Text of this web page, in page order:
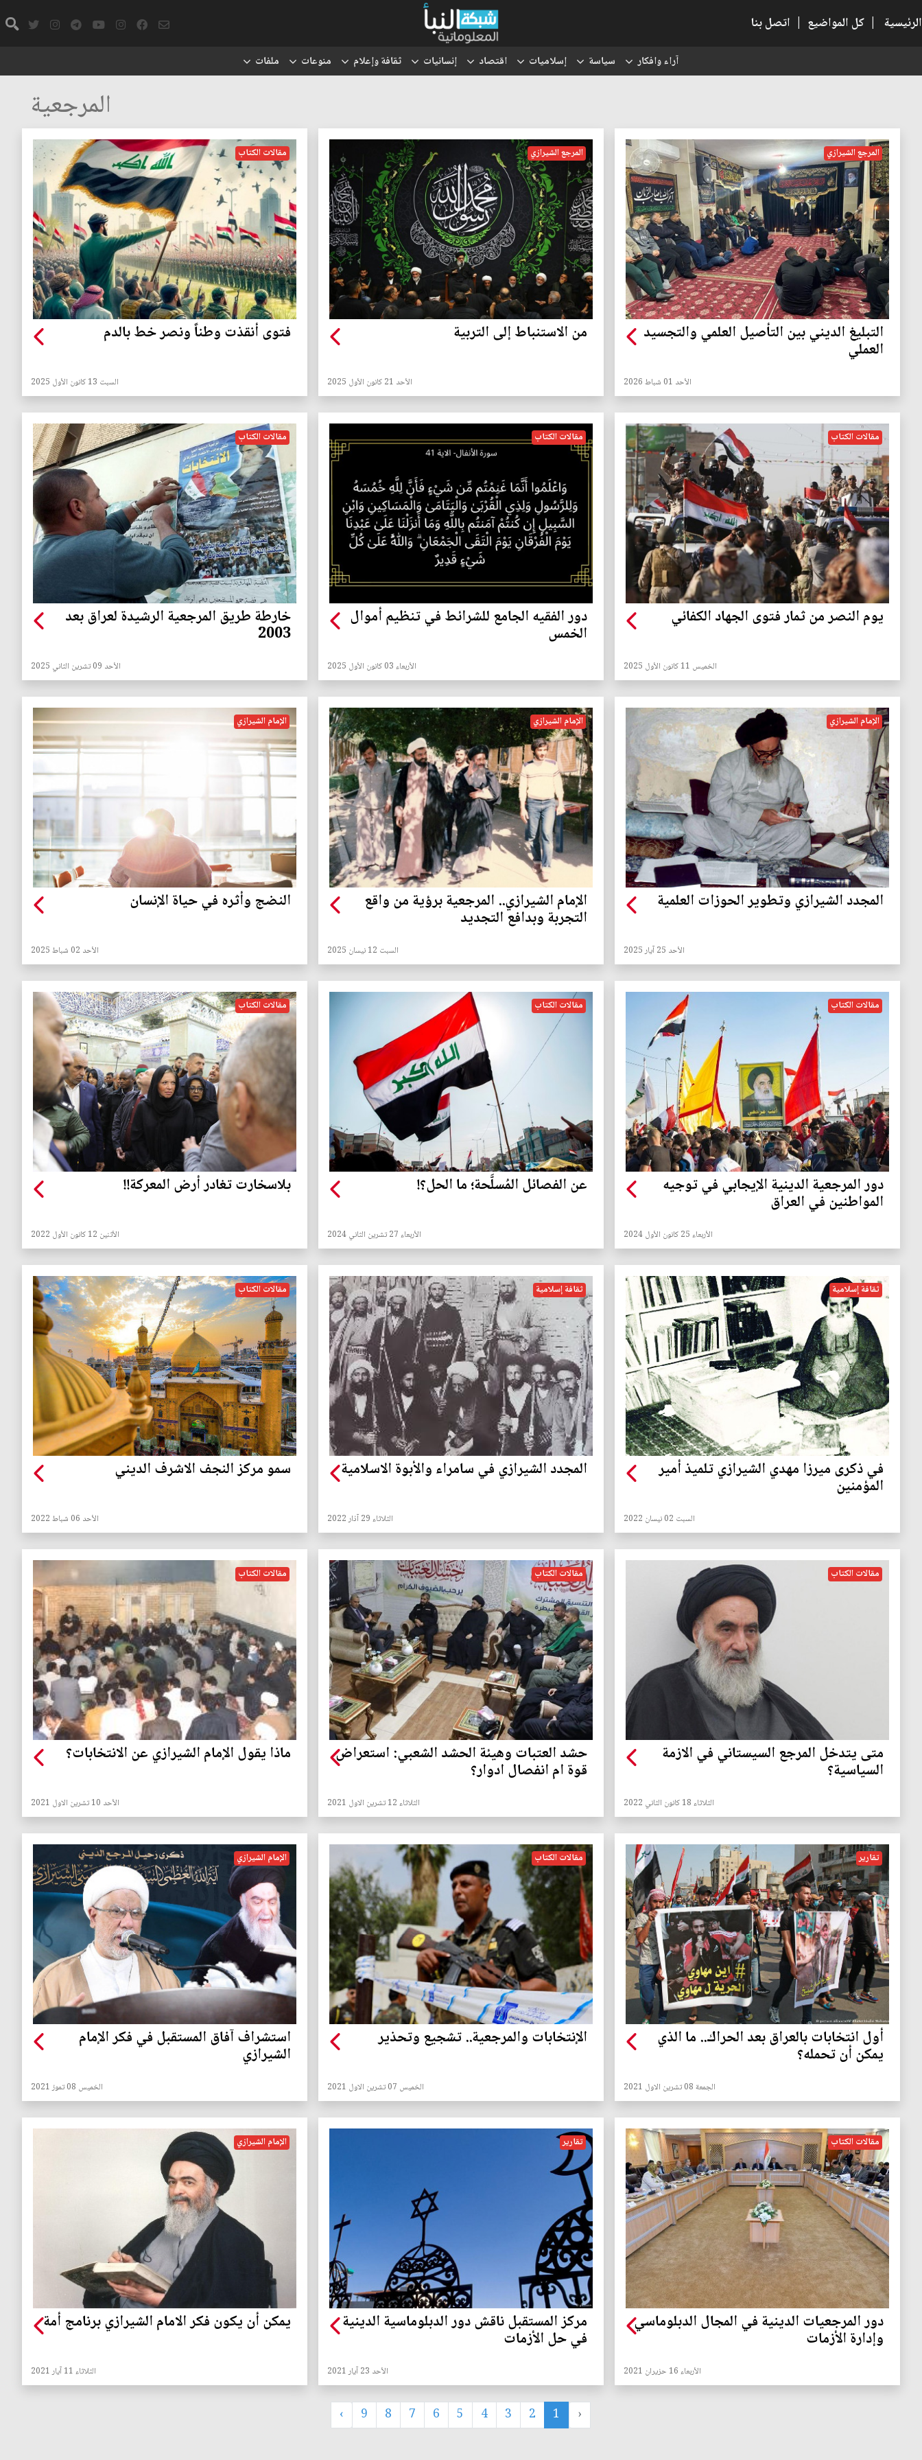
الرئيسية | كل المواضيع | اتصل بنا
آراء وافكار سياسة إسلاميات اقتصاد إنسانيات ثقافة وإعلام منوعات ملفات
المرجعية
المرجع الشيرازي
التبليغ الديني بين التأصيل العلمي والتجسيد
العملي
الأحد 01 شباط 2026
المرجع الشيرازي
من الاستنباط إلى التربية
الأحد 21 كانون الأول 2025
مقالات الكتاب
فتوى أنقذت وطناً ونصر خط بالدم
السبت 13 كانون الأول 2025
مقالات الكتاب
يوم النصر من ثمار فتوى الجهاد الكفائي
الخميس 11 كانون الأول 2025
مقالات الكتاب
دور الفقيه الجامع للشرائط في تنظيم أموال
الخمس
الأربعاء 03 كانون الأول 2025
مقالات الكتاب
خارطة طريق المرجعية الرشيدة لعراق بعد
2003
الأحد 09 تشرين الثاني 2025
الإمام الشيرازي
المجدد الشيرازي وتطوير الحوزات العلمية
الأحد 25 آيار 2025
الإمام الشيرازي
الإمام الشيرازي.. المرجعية برؤية من واقع
التجربة وبدافع التجديد
السبت 12 نيسان 2025
الإمام الشيرازي
النضج وأثره في حياة الإنسان
الأحد 02 شباط 2025
مقالات الكتاب
دور المرجعية الدينية الإيجابي في توجيه
المواطنين في العراق
الأربعاء 25 كانون الأول 2024
مقالات الكتاب
عن الفصائل المُسلَّحة؛ ما الحل؟!
الأربعاء 27 تشرين الثاني 2024
مقالات الكتاب
بلاسخارت تغادر أرض المعركة!!
الأثنين 12 كانون الأول 2022
ثقافة إسلامية
في ذكرى ميرزا مهدي الشيرازي تلميذ أمير
المؤمنين
السبت 02 نيسان 2022
ثقافة إسلامية
المجدد الشيرازي في سامراء والأبوة الاسلامية
الثلاثاء 29 آذار 2022
مقالات الكتاب
سمو مركز النجف الاشرف الديني
الأحد 06 شباط 2022
مقالات الكتاب
متى يتدخل المرجع السيستاني في الازمة
السياسية؟
الثلاثاء 18 كانون الثاني 2022
مقالات الكتاب
حشد العتبات وهيئة الحشد الشعبي: استعراض
قوة ام انفصال ادوار؟
الثلاثاء 12 تشرين الاول 2021
مقالات الكتاب
ماذا يقول الإمام الشيرازي عن الانتخابات؟
الأحد 10 تشرين الاول 2021
تقارير
أول انتخابات بالعراق بعد الحراك.. ما الذي
يمكن أن تحمله؟
الجمعة 08 تشرين الاول 2021
مقالات الكتاب
الإنتخابات والمرجعية.. تشجيع وتحذير
الخميس 07 تشرين الاول 2021
الإمام الشيرازي
استشراف آفاق المستقبل في فكر الإمام
الشيرازي
الخميس 08 تموز 2021
مقالات الكتاب
دور المرجعيات الدينية في المجال الدبلوماسي
وإدارة الأزمات
الأربعاء 16 حزيران 2021
تقارير
مركز المستقبل ناقش دور الدبلوماسية الدينية
في حل الأزمات
الأحد 23 آيار 2021
الإمام الشيرازي
يمكن أن يكون فكر الامام الشيرازي برنامج أمة
الثلاثاء 11 آيار 2021
‹
1
2
3
4
5
6
7
8
9
›